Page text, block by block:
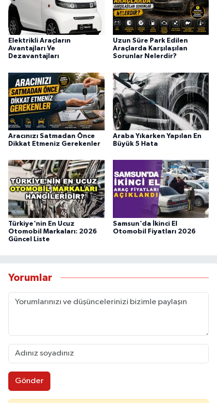
Elektrikli Araçların
Avantajları Ve
Dezavantajları
Uzun Süre Park Edilen
Araçlarda Karşılaşılan
Sorunlar Nelerdir?
Aracınızı Satmadan Önce
Dikkat Etmeniz Gerekenler
Araba Yıkarken Yapılan En
Büyük 5 Hata
Türkiye'nin En Ucuz
Otomobil Markaları: 2026
Güncel Liste
Samsun'da İkinci El
Otomobil Fiyatları 2026
Yorumlar
Gönder